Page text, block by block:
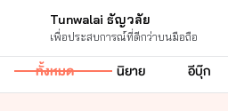
Tunwalai ธัญวลัย
เพื่อประสบการณ์ที่ดีกว่าบนมือถือ
Hetero
ทั้งหมด
นิยาย อีบุ๊ก